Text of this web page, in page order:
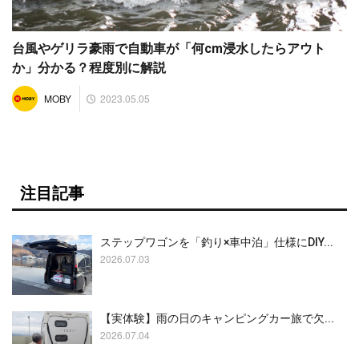
台風やゲリラ豪雨で自動車が「何cm浸水したらアウト
か」分かる？程度別に解説
MOBY 2023.05.05
注目記事
ステップワゴンを「釣り×車中泊」仕様にDIY...
2026.07.03
【実体験】雨の日のキャンピングカー旅で欠...
2026.07.04